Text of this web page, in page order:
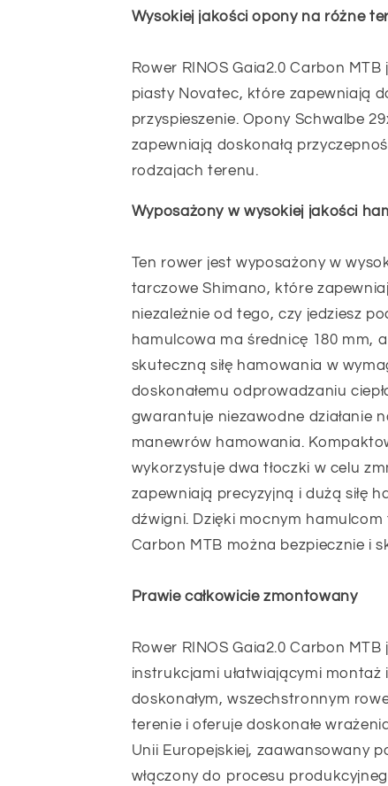
Wysokiej jakości opony na różne
Rower RINOS Gaia2.0 Carbon
piasty Novatec, które zapewniają
przyspieszenie. Opony Schwalbe
zapewniają doskonałą
rodzajach terenu.
Wyposażony w wysokiej jakości
Ten rower jest wyposażony w
tarczowe Shimano, które
niezależnie od tego, czy jedziesz
hamulcowa ma średnicę 180 mm,
skuteczną siłę hamowania w
doskonałemu odprowadzaniu
gwarantuje niezawodne działanie
manewrów hamowania.
wykorzystuje dwa tłoczki w celu
zapewniają precyzyjną i dużą siłę
dźwigni. Dzięki mocnym
Carbon MTB można bezpiecznie i
Prawie całkowicie zmontowany
Rower RINOS Gaia2.0 Carbon
instrukcjami ułatwiającymi montaż
doskonałym, wszechstronnym
terenie i oferuje doskonałe
Unii Europejskiej, zaawansowany
włączony do procesu